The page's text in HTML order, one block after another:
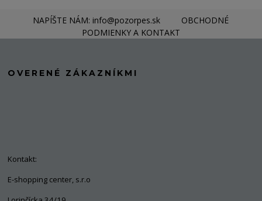
NAPÍŠTE NÁM: info@pozorpes.sk
OBCHODNÉ
PODMIENKY A KONTAKT
OVERENÉ ZÁKAZNÍKMI
Kontakt:
E-shopping center, s.r.o